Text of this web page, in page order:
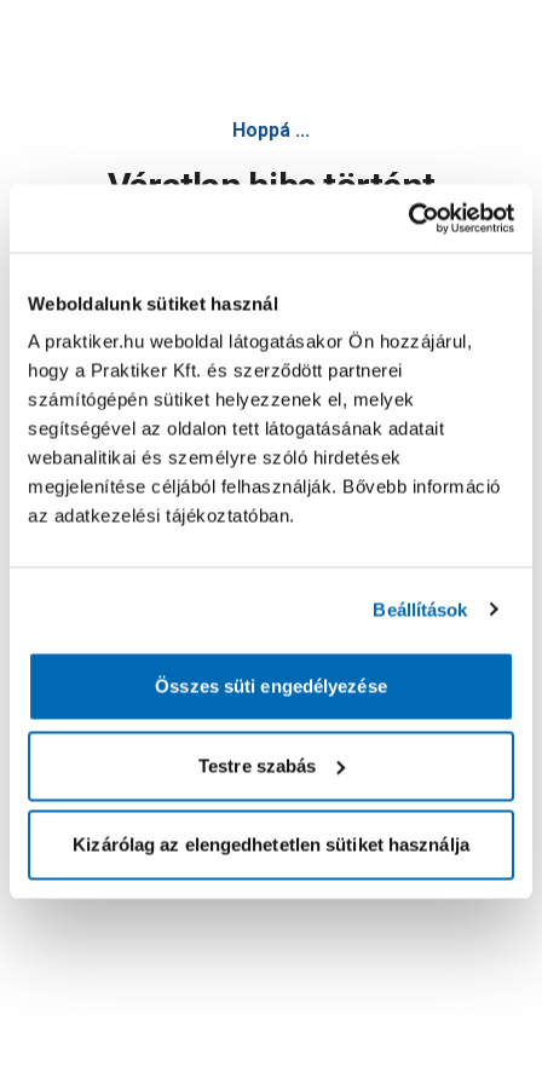
Weboldalunk sütiket használ
A praktiker.hu weboldal látogatásakor Ön hozzájárul,
hogy a Praktiker Kft. és szerződött partnerei
számítógépén sütiket helyezzenek el, melyek
segítségével az oldalon tett látogatásának adatait
webanalitikai és személyre szóló hirdetések
megjelenítése céljából felhasználják. Bővebb információ
az adatkezelési tájékoztatóban.
Beállítások
Összes süti engedélyezése
Testre szabás
Kizárólag az elengedhetetlen sütiket használja
Hoppá ...
Váratlan hiba történt
Oldal újratöltése